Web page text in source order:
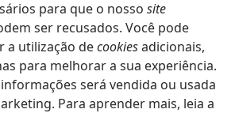
para que o nosso site
ser recusados. Você pode
a utilização decookiesadicionais,
para melhorar a sua experiência.
será vendida ou usada
Para aprender mais, leia a